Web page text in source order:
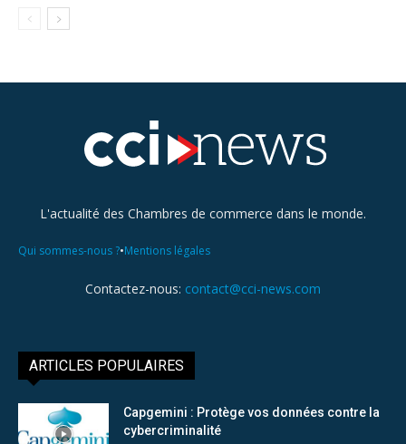
L'actualité des Chambres de commerce dans le monde.
Qui sommes-nous ?•Mentions légales
Contactez-nous: contact@cci-news.com
ARTICLES POPULAIRES
Capgemini : Protège vos données contre la
cybercriminalité